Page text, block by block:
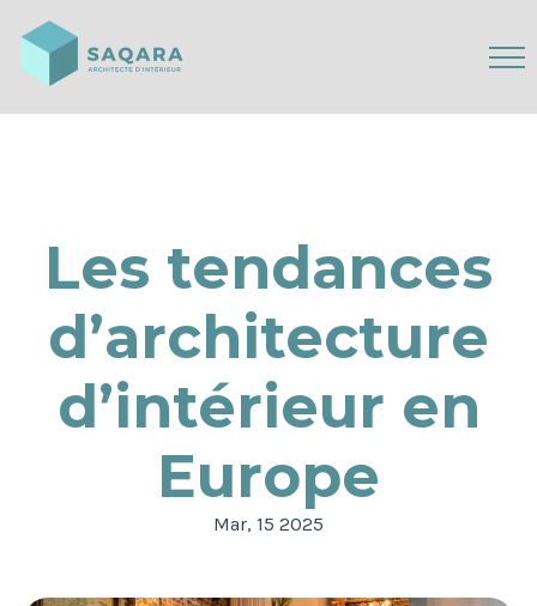
Les tendances
d’architecture
d’intérieur en
Europe
Mar, 15 2025